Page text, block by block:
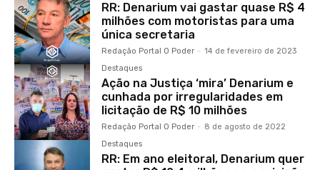
RR: Denarium vai gastar quase R$ 4
milhões com motoristas para uma
única secretaria
Redação Portal O Poder - 14 de fevereiro de 2023
Destaques
Ação na Justiça ‘mira’ Denarium e
cunhada por irregularidades em
licitação de R$ 10 milhões
Redação Portal O Poder - 8 de agosto de 2022
Destaques
RR: Em ano eleitoral, Denarium quer